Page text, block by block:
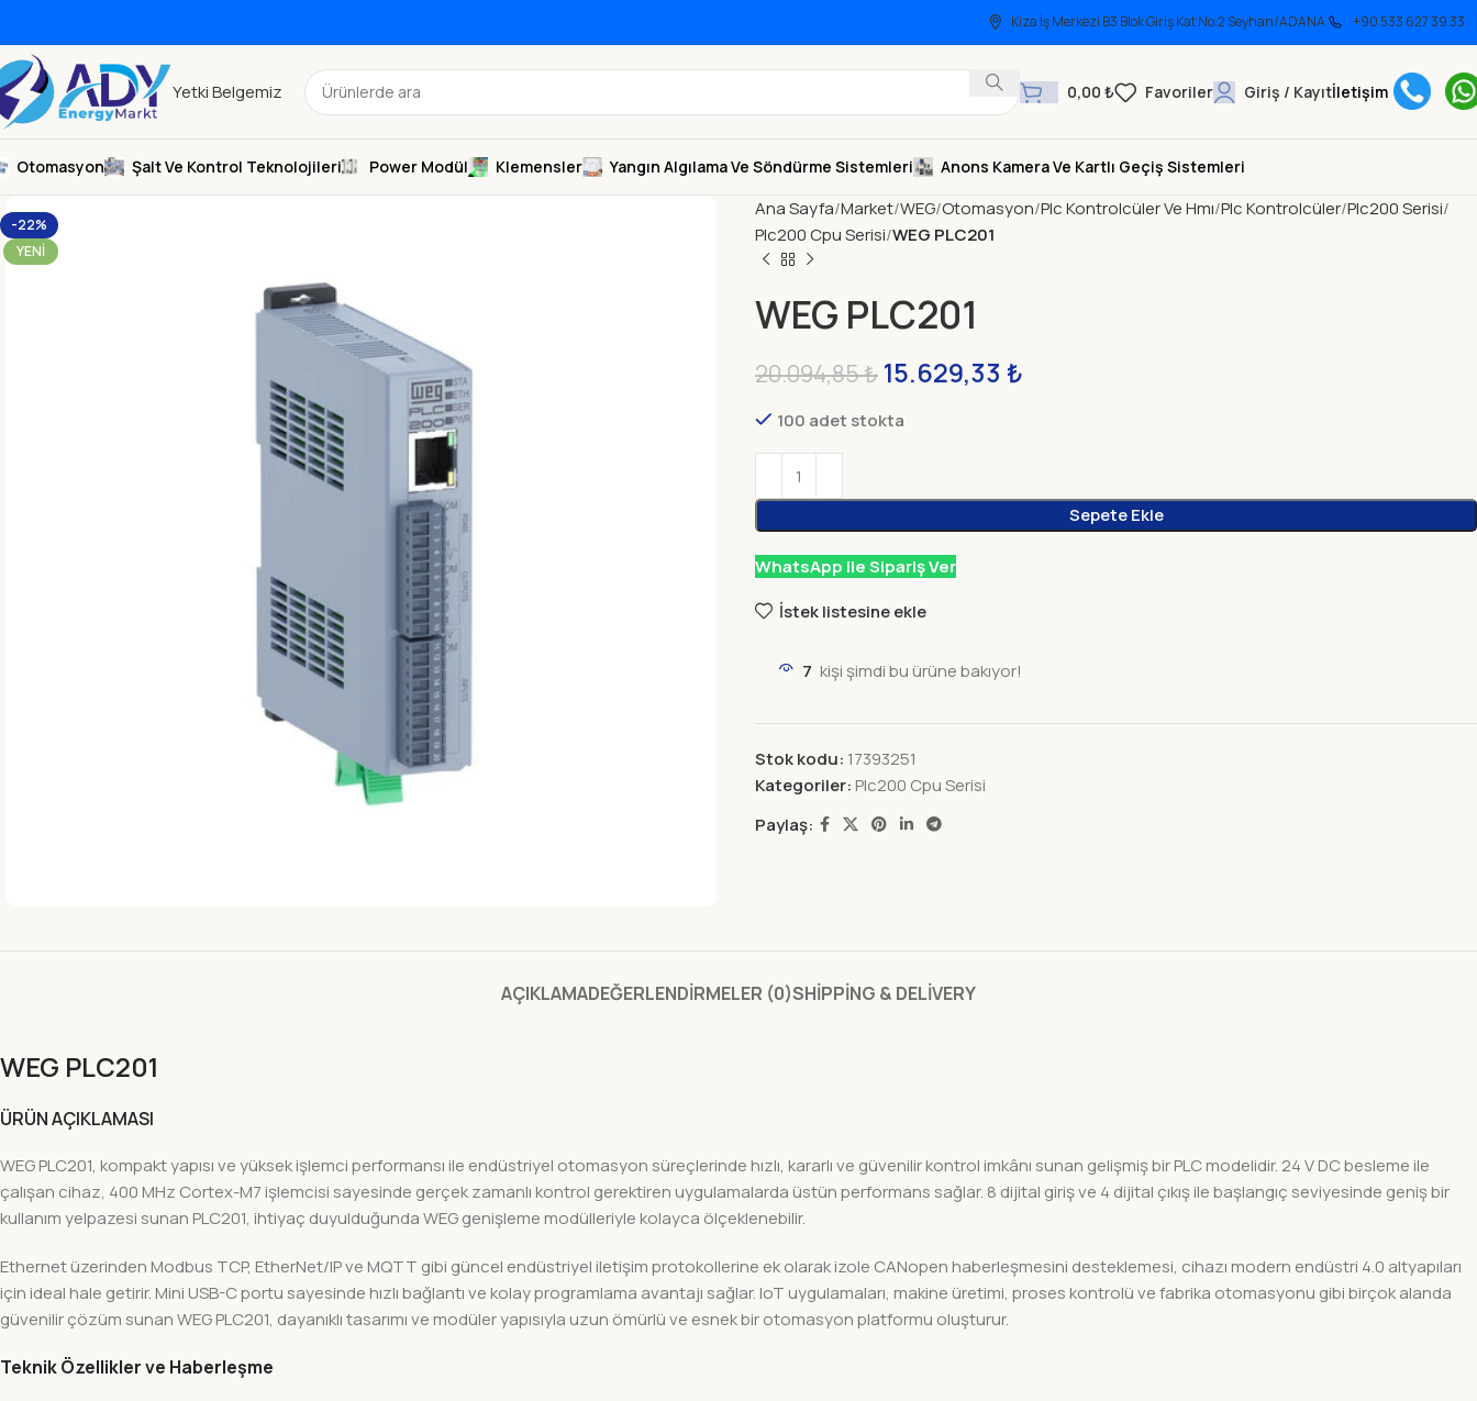
Kiza İş Merkezi B3 Blok Giriş Kat No:2 Seyhan/ADANA +90 533 627 39 33
Yetki Belgemiz 0,00 ₺ Giriş / Kayıtİletişim
Otomasyon Şalt Ve Kontrol Teknolojileri Power Modül Klemensler Yangın Algılama Ve Söndürme Sistemleri Anons Kamera Ve Kartlı Geçiş Sistemleri
-22%
YENI
Ana Sayfa Market WEG Otomasyon Plc Kontrolcüler Ve Hmı Plc Kontrolcüler Plc200 Serisi
Plc200 Cpu Serisi WEG PLC201
WEG PLC201
20.094,85₺ 15.629,33 ₺
100 adet stokta
Sepete Ekle
WhatsApp ile Sipariş Ver
İstek listesine ekle
7 kişi şimdi bu ürüne bakıyor!
Stok kodu: 17393251
Kategoriler: Plc200 Cpu Serisi
Paylaş:
AÇIKLAMADEĞERLENDIRMELER (0)SHIPPING & DELIVERY
WEG PLC201
ÜRÜN AÇIKLAMASI
WEG PLC201, kompakt yapısı ve yüksek işlemci performansı ile endüstriyel otomasyon süreçlerinde hızlı, kararlı ve güvenilir kontrol imkânı sunan gelişmiş bir PLC modelidir. 24 V DC besleme ile
çalışan cihaz, 400 MHz Cortex-M7 işlemcisi sayesinde gerçek zamanlı kontrol gerektiren uygulamalarda üstün performans sağlar. 8 dijital giriş ve 4 dijital çıkış ile başlangıç seviyesinde geniş bir
kullanım yelpazesi sunan PLC201, ihtiyaç duyulduğunda WEG genişleme modülleriyle kolayca ölçeklenebilir.
Ethernet üzerinden Modbus TCP, EtherNet/IP ve MQTT gibi güncel endüstriyel iletişim protokollerine ek olarak izole CANopen haberleşmesini desteklemesi, cihazı modern endüstri 4.0 altyapıları
için ideal hale getirir. Mini USB-C portu sayesinde hızlı bağlantı ve kolay programlama avantajı sağlar. IoT uygulamaları, makine üretimi, proses kontrolü ve fabrika otomasyonu gibi birçok alanda
güvenilir çözüm sunan WEG PLC201, dayanıklı tasarımı ve modüler yapısıyla uzun ömürlü ve esnek bir otomasyon platformu oluşturur.
Teknik Özellikler ve Haberleşme